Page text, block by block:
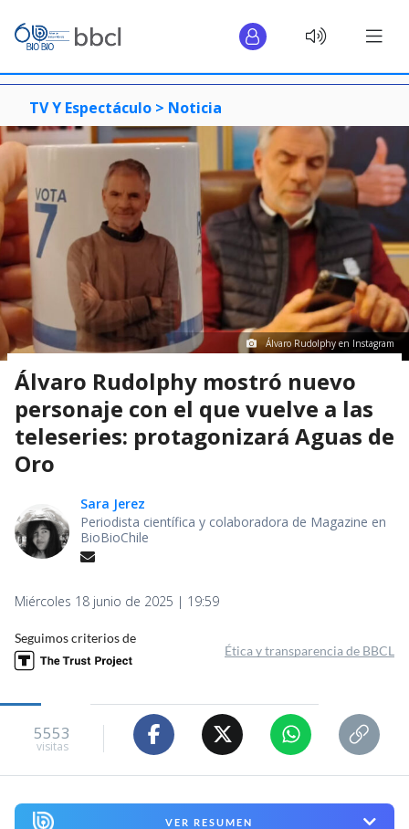
TV Y Espectáculo > Noticia
Álvaro Rudolphy en Instagram
Álvaro Rudolphy mostró nuevo
personaje con el que vuelve a las
teleseries: protagonizará Aguas de
Oro
Sara Jerez
Periodista científica y colaboradora de Magazine en
BioBioChile
Miércoles 18 junio de 2025 | 19:59
Seguimos criterios de
Ética y transparencia de BBCL
5553
visitas
VER RESUMEN